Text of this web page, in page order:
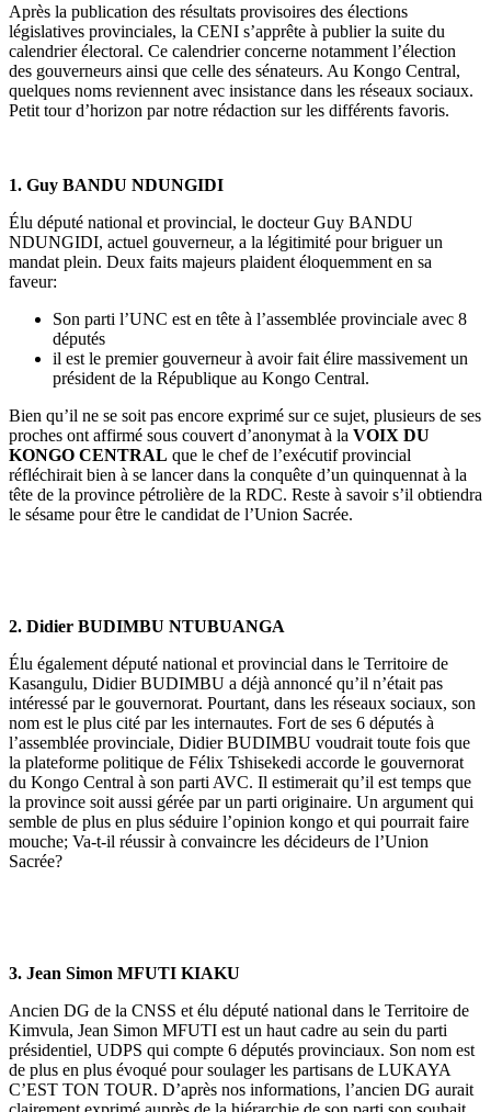
Après la publication des résultats provisoires des élections
législatives provinciales, la CENI s’apprête à publier la suite du
calendrier électoral. Ce calendrier concerne notamment l’élection
des gouverneurs ainsi que celle des sénateurs. Au Kongo Central,
quelques noms reviennent avec insistance dans les réseaux sociaux.
Petit tour d’horizon par notre rédaction sur les différents favoris.
1. Guy BANDU NDUNGIDI
Élu député national et provincial, le docteur Guy BANDU
NDUNGIDI, actuel gouverneur, a la légitimité pour briguer un
mandat plein. Deux faits majeurs plaident éloquemment en sa
faveur:
Son parti l’UNC est en tête à l’assemblée provinciale avec 8
députés
il est le premier gouverneur à avoir fait élire massivement un
président de la République au Kongo Central.
Bien qu’il ne se soit pas encore exprimé sur ce sujet, plusieurs de ses
proches ont affirmé sous couvert d’anonymat à la VOIX DU
KONGO CENTRAL que le chef de l’exécutif provincial
réfléchirait bien à se lancer dans la conquête d’un quinquennat à la
tête de la province pétrolière de la RDC. Reste à savoir s’il obtiendra
le sésame pour être le candidat de l’Union Sacrée.
2. Didier BUDIMBU NTUBUANGA
Élu également député national et provincial dans le Territoire de
Kasangulu, Didier BUDIMBU a déjà annoncé qu’il n’était pas
intéressé par le gouvernorat. Pourtant, dans les réseaux sociaux, son
nom est le plus cité par les internautes. Fort de ses 6 députés à
l’assemblée provinciale, Didier BUDIMBU voudrait toute fois que
la plateforme politique de Félix Tshisekedi accorde le gouvernorat
du Kongo Central à son parti AVC. Il estimerait qu’il est temps que
la province soit aussi gérée par un parti originaire. Un argument qui
semble de plus en plus séduire l’opinion kongo et qui pourrait faire
mouche; Va-t-il réussir à convaincre les décideurs de l’Union
Sacrée?
3. Jean Simon MFUTI KIAKU
Ancien DG de la CNSS et élu député national dans le Territoire de
Kimvula, Jean Simon MFUTI est un haut cadre au sein du parti
présidentiel, UDPS qui compte 6 députés provinciaux. Son nom est
de plus en plus évoqué pour soulager les partisans de LUKAYA
C’EST TON TOUR. D’après nos informations, l’ancien DG aurait